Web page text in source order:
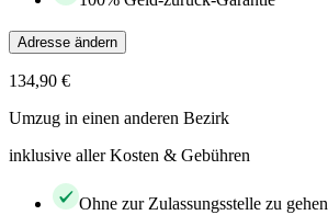
Adresse ändern
134,90 €
Umzug in einen anderen Bezirk
inklusive aller Kosten & Gebühren
Ohne zur Zulassungsstelle zu gehen